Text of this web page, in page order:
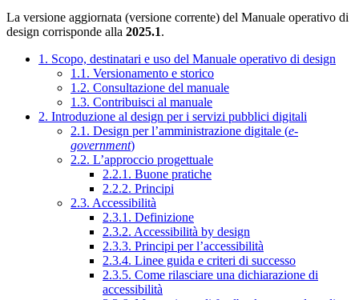
La versione aggiornata (versione corrente) del Manuale operativo di
design corrisponde alla 2025.1.
1. Scopo, destinatari e uso del Manuale operativo di design
1.1. Versionamento e storico
1.2. Consultazione del manuale
1.3. Contribuisci al manuale
2. Introduzione al design per i servizi pubblici digitali
2.1. Design per l’amministrazione digitale (e-
government)
2.2. L’approccio progettuale
2.2.1. Buone pratiche
2.2.2. Principi
2.3. Accessibilità
2.3.1. Definizione
2.3.2. Accessibilità by design
2.3.3. Principi per l’accessibilità
2.3.4. Linee guida e criteri di successo
2.3.5. Come rilasciare una dichiarazione di
accessibilità